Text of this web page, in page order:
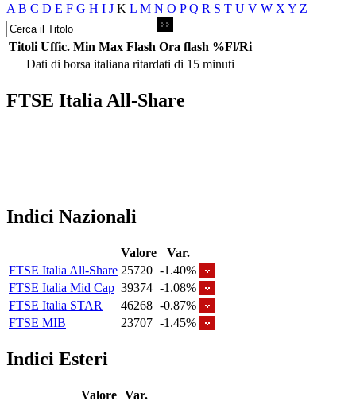
A B C D E F G H I J K L M N O P Q R S T U V W X Y Z
Titoli Uffic. Min Max Flash Ora flash %Fl/Ri
Dati di borsa italiana ritardati di 15 minuti
FTSE Italia All-Share
Indici Nazionali
Valore
Var.
FTSE Italia All-Share 25720 -1.40%
FTSE Italia Mid Cap 39374 -1.08%
FTSE Italia STAR
46268 -0.87%
FTSE MIB
23707 -1.45%
Indici Esteri
Valore Var.